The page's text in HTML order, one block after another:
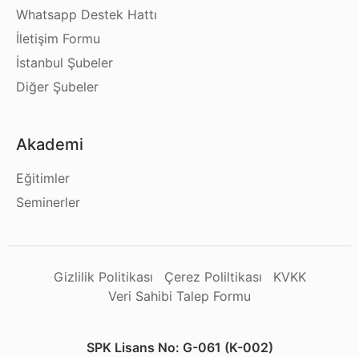
Whatsapp Destek Hattı
İletişim Formu
İstanbul Şubeler
Diğer Şubeler
Akademi
Eğitimler
Seminerler
Gizlilik Politikası Çerez Poliltikası
KVKK
Veri Sahibi Talep Formu
SPK Lisans No: G-061 (K-002)